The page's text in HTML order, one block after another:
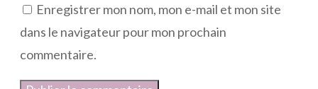
Enregistrer mon nom, mon e-mail et mon site
dans le navigateur pour mon prochain
commentaire.